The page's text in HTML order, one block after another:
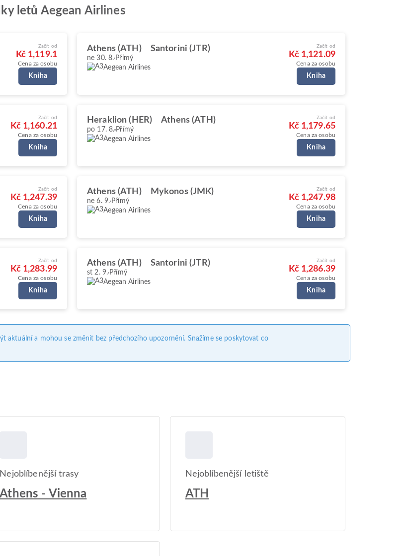
letů Aegean Airlines
Začít od
Kč 1,119.1
Cena za osobu
Kniha
Athens (ATH) Santorini (JTR)
ne 30. 8. Přímý
Aegean Airlines
Začít od
Kč 1,121.09
Cena za osobu
Kniha
Začít od
Kč 1,160.21
Cena za osobu
Kniha
Heraklion (HER) Athens (ATH)
po 17. 8. Přímý
Aegean Airlines
Začít od
Kč 1,179.65
Cena za osobu
Kniha
Začít od
Kč 1,247.39
Cena za osobu
Kniha
Athens (ATH) Mykonos (JMK)
ne 6. 9. Přímý
Aegean Airlines
Začít od
Kč 1,247.98
Cena za osobu
Kniha
Začít od
Kč 1,283.99
Cena za osobu
Kniha
Athens (ATH) Santorini (JTR)
st 2. 9. Přímý
Aegean Airlines
Začít od
Kč 1,286.39
Cena za osobu
Kniha
aktuální a mohou se změnit bez předchozího upozornění. Snažíme se poskytovat co
Nejoblíbenější trasy
Athens - Vienna
Nejoblíbenější letiště
ATH